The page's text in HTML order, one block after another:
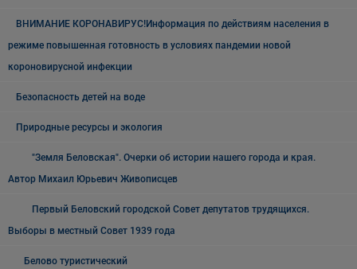
ВНИМАНИЕ КОРОНАВИРУС!Информация по действиям населения в
режиме повышенная готовность в условиях пандемии новой
короновирусной инфекции
Безопасность детей на воде
Природные ресурсы и экология
"Земля Беловская". Очерки об истории нашего города и края.
Автор Михаил Юрьевич Живописцев
Первый Беловский городской Совет депутатов трудящихся.
Выборы в местный Совет 1939 года
Белово туристический